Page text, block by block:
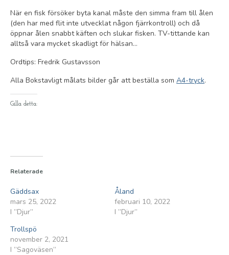
När en fisk försöker byta kanal måste den simma fram till ålen
(den har med flit inte utvecklat någon fjärrkontroll) och då
öppnar ålen snabbt käften och slukar fisken. TV-tittande kan
alltså vara mycket skadligt för hälsan…
Ordtips: Fredrik Gustavsson
Alla Bokstavligt målats bilder går att beställa som A4-tryck.
Gilla detta:
Relaterade
Gäddsax
mars 25, 2022
I ”Djur”
Åland
februari 10, 2022
I ”Djur”
Trollspö
november 2, 2021
I ”Sagoväsen”